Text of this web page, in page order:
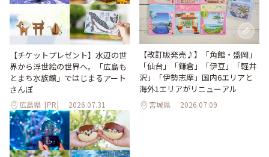
【チケットプレゼント】水辺の世
界から浮世絵の世界へ。「広島も
とまち水族館」ではじまるアート
さんぽ
広島県 [PR] 2026.07.31
【改訂版発売♪】「角館・盛岡」
「仙台」「鎌倉」「伊豆」「軽井
沢」「伊勢志摩」国内6エリアと
海外1エリアがリニューアル
宮城県 2026.07.09